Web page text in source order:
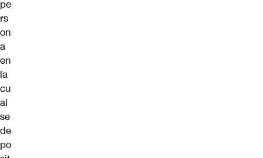
pe
rs
on
a
en
la
cu
al
se
de
po